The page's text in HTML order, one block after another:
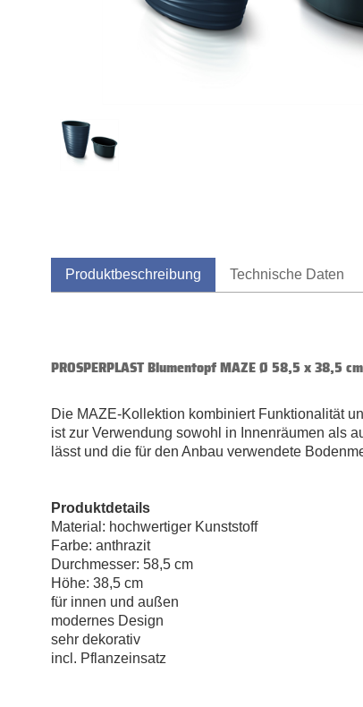
Produktbeschreibung Technische Daten
PROSPERPLAST Blumentopf MAZE Ø 58,5 x 38,5
Die MAZE-Kollektion kombiniert Funktionalität
ist zur Verwendung sowohl in Innenräumen als
lässt und die für den Anbau verwendete
Produktdetails
Material: hochwertiger Kunststoff
Farbe: anthrazit
Durchmesser: 58,5 cm
Höhe: 38,5 cm
für innen und außen
modernes Design
sehr dekorativ
incl. Pflanzeinsatz